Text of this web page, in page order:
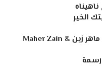
الخير
كلمات اغنية قلبى فى المدينه – ماهر زين Maher Zain &